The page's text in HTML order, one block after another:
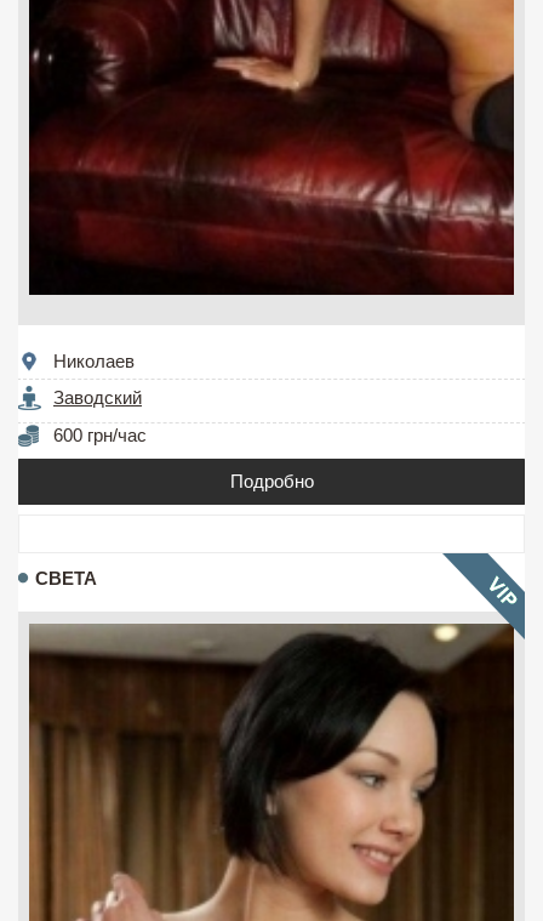
Николаев
Заводский
600 грн/час
Подробно
СВЕТА